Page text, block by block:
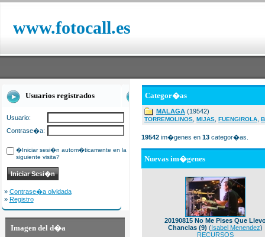
www.fotocall.es
Usuarios registrados
Usuario:
Contrase�a:
�Iniciar sesi�n autom�ticamente en la
siguiente visita?
» Contrase�a olvidada
» Registro
Imagen del d�a
Categor�as
MALAGA (19542)
TORREMOLINOS MIJAS FUENGIROLA
19542 im�genes en 13 categor�as.
Nuevas im�genes
20190815 No Me Pises Que
Chanclas (9) (Isabel Menendez)
RECURSOS